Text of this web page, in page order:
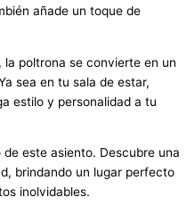
añade un toque de
poltrona se convierte en un
sea en tu sala de estar,
estilo y personalidad a tu
este asiento. Descubre una
brindando un lugar perfecto
inolvidables.